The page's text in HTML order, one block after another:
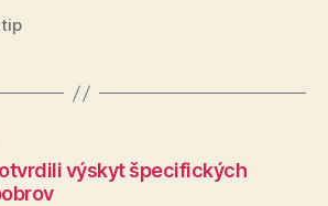
výskyt špecifických